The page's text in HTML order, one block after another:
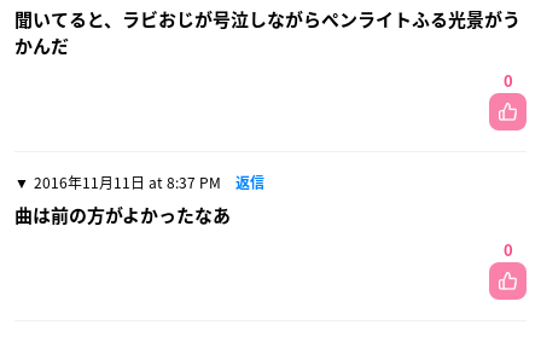
聞いてると、ラビおじが号泣しながらペンライトふる光景がう
かんだ
0
2016年11月11日 at 8:37 PM 返信
曲は前の方がよかったなあ
0